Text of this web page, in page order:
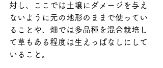
対し、ここでは土壌にダメージを与え
ないように元の地形のままで使ってい
ることや、畑では多品種を混合栽培し
て草もある程度は生えっぱなしにして
いること。